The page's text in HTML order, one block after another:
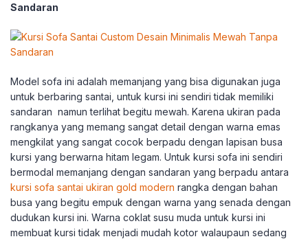
Sandaran
Model sofa ini adalah memanjang yang bisa digunakan juga
untuk berbaring santai, untuk kursi ini sendiri tidak memiliki
sandaran namun terlihat begitu mewah. Karena ukiran pada
rangkanya yang memang sangat detail dengan warna emas
mengkilat yang sangat cocok berpadu dengan lapisan busa
kursi yang berwarna hitam legam. Untuk kursi sofa ini sendiri
bermodal memanjang dengan sandaran yang berpadu antara
kursi sofa santai ukiran gold modern rangka dengan bahan
busa yang begitu empuk dengan warna yang senada dengan
dudukan kursi ini. Warna coklat susu muda untuk kursi ini
membuat kursi tidak menjadi mudah kotor walaupaun sedang